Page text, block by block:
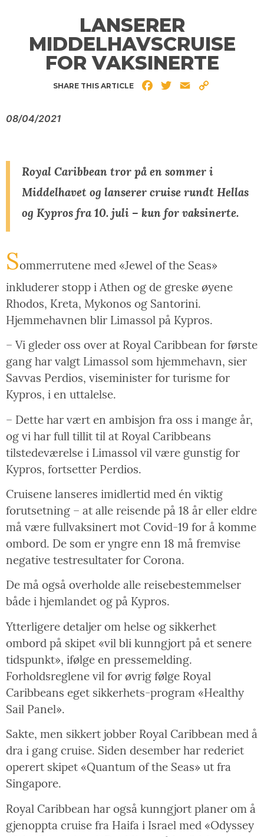
LANSERER
MIDDELHAVSCRUISE
FOR VAKSINERTE
SHARE THIS ARTICLE FacebookTwitterEmail
08/04/2021
Royal Caribbean tror på en sommer i
Middelhavet og lanserer cruise rundt Hellas
og Kypros fra 10. juli – kun for vaksinerte.
Sommerrutene med «Jewel of the Seas»
inkluderer stopp i Athen og de greske øyene
Rhodos, Kreta, Mykonos og Santorini.
Hjemmehavnen blir Limassol på Kypros.
– Vi gleder oss over at Royal Caribbean for første
gang har valgt Limassol som hjemmehavn, sier
Savvas Perdios, viseminister for turisme for
Kypros, i en uttalelse.
– Dette har vært en ambisjon fra oss i mange år,
og vi har full tillit til at Royal Caribbeans
tilstedeværelse i Limassol vil være gunstig for
Kypros, fortsetter Perdios.
Cruisene lanseres imidlertid med én viktig
forutsetning – at alle reisende på 18 år eller eldre
må være fullvaksinert mot Covid-19 for å komme
ombord. De som er yngre enn 18 må fremvise
negative testresultater for Corona.
De må også overholde alle reisebestemmelser
både i hjemlandet og på Kypros.
Ytterligere detaljer om helse og sikkerhet
ombord på skipet «vil bli kunngjort på et senere
tidspunkt», ifølge en pressemelding.
Forholdsreglene vil for øvrig følge Royal
Caribbeans eget sikkerhets-program «Healthy
Sail Panel».
Sakte, men sikkert jobber Royal Caribbean med å
dra i gang cruise. Siden desember har rederiet
operert skipet «Quantum of the Seas» ut fra
Singapore.
Royal Caribbean har også kunngjort planer om å
gjenoppta cruise fra Haifa i Israel med «Odyssey